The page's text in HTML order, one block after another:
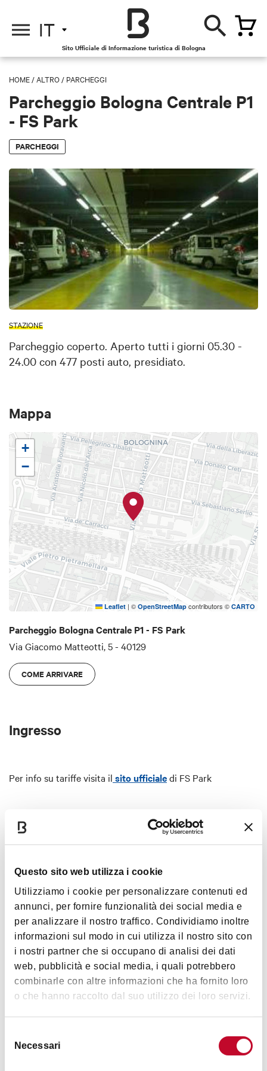
Questo sito web utilizza i cookie
Utilizziamo i cookie per personalizzare contenuti ed
annunci, per fornire funzionalità dei social media e
per analizzare il nostro traffico. Condividiamo inoltre
informazioni sul modo in cui utilizza il nostro sito con
i nostri partner che si occupano di analisi dei dati
web, pubblicità e social media, i quali potrebbero
combinarle con altre informazioni che ha fornito loro
o che hanno raccolto dal suo utilizzo dei loro servizi.
delNecessari
IT
Sito Ufficiale di Informazione turistica di Bologna
HOME /ALTRO / PARCHEGGI
Parcheggio Bologna Centrale P1
- FS Park
PARCHEGGI
STAZIONE
Parcheggio coperto. Aperto tutti i giorni 05.30 -
24.00 con 477 posti auto, presidiato.
Mappa
+
−
Leaflet | © OpenStreetMap contributors © CARTO
Parcheggio Bologna Centrale P1 - FS Park
Via Giacomo Matteotti, 5 - 40129
COME ARRIVARE
Ingresso
Per info su tariffe visita il sito ufficialedi FS Park
Dettagli
Servizi
POSTI AUTO (NO GPL): 477
71 al piano strada, senza limitazione di altezza
PIANO -1 BLU: 96 (H MAX MT 2,10)
PIANO -2 VERDE: 94 (H MAX MT 2,10)
PIANO -3 ROSSO: 108 (H MAX MT 2,10)
PIANO -4 GIALLO: 108 (H MAX MT 2,10) Attenzione: il
piano è riservato alla sosta dei veicoli del personale del
gruppo Ferrovie dello Stato Italiane
POSTI RISERVATI DIVERSAMENTE ABILI: 10, esterni alla
Matteotti.
Mostra altro
Orari
tutti i giorni 05.30 - 24.00